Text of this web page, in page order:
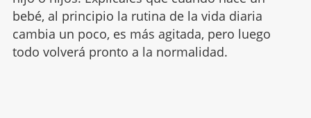
bebé, al principio la rutina de la vida diaria
cambia un poco, es más agitada, pero luego
todo volverá pronto a la normalidad.